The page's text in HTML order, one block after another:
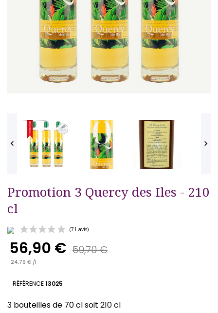
 
Promotion 3 Quercy des Iles - 210
cl
(71 avis)
56,90 € 59,70 €
24,79 € /l
RÉFÉRENCE13025
3 bouteilles de 70 cl soit 210 cl